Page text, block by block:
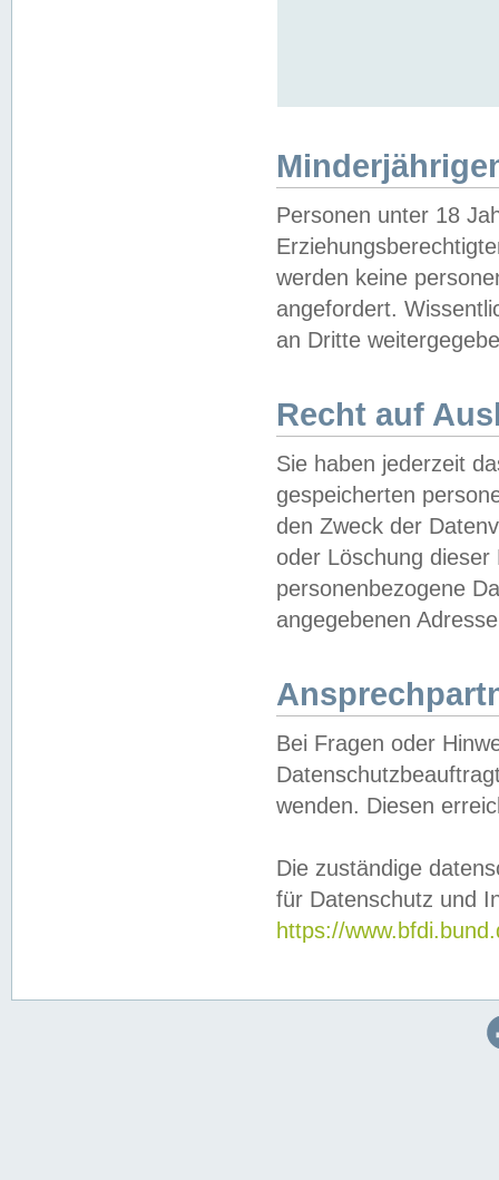
Personen unter 18
werden keine
angefordert.
an Dritte
Recht auf
Sie haben jederzeit
gespeicherten
den Zweck der
oder Löschung
personenbezogene
angegebenen
Bei Fragen oder
wenden. Diesen
Die zuständige
für Datenschutz und
https://